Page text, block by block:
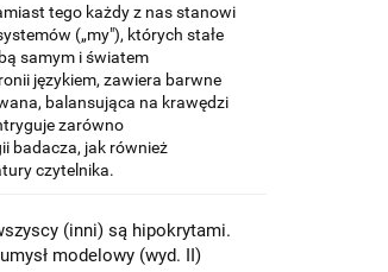
tego każdy z nas stanowi
(„my"), których stałe
samym i światem
językiem, zawiera barwne
balansująca na krawędzi
zarówno
badacza, jak również
czytelnika.
(inni) są hipokrytami.
modelowy (wyd. II)